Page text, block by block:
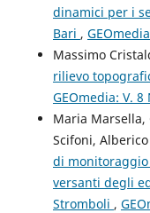
dinamici per i
Bari ,
Massimo
rilievo
GEOmedia: V. 8
Maria Marsella,
Scifoni,
di
versanti degli
Stromboli ,